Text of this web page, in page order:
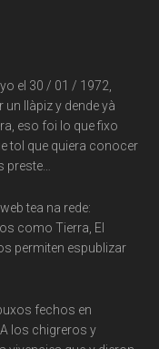
el 30 / 01 / 1972,
llàpiz y dende yà
eso foi lo que fixo
tol que quiera conocer
preste…
tea na rede:
como Tierra, El
permiten espublizar
fechos en
los chigreros y